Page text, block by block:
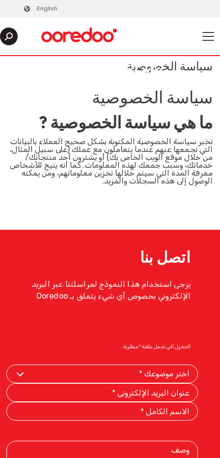
English
سياسة الخصوصيةPRIVACY POLICY
سياسة الخصوصية
ما هي سياسة الخصوصية ?
تخبر سياسة الخصوصية المكتوبة بشكل صحيح العملاء بالبيانات
التي تجمعها عنهم عندما يتعاملون مع عملك (على سبيل المثال،
من خلال موقع الويب الخاص بك) أو يشترون أحد منتجاتك/
خدماتك، وسبب جمعك لهذه المعلومات. كما أنه يتيح للأشخاص
معرفة المدة التي سيتم خلالها تخزين معلوماتهم، ومن يمكنه
الوصول إلى هذه السجلات والمزيد.
اتصل بنا
يرجى استخدام هذا النموذج لمراسلتنا عبر البريد
الإلكتروني بخصوص أي شيء يتعلق بـ Ooredoo
الحقول التي تحمل علامة * مطلوبة
Select
Your
SubjectEmail
Address
Name
Description